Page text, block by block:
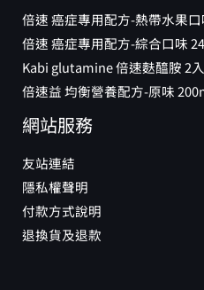
倍速 癌症專用配方-熱帶水果口
倍速 癌症專用配方-綜合口味
Kabi glutamine 倍速麩醯胺 2
倍速益 均衡營養配方-原味
網站服務
友站連結
隱私權聲明
付款方式說明
退換貨及退款